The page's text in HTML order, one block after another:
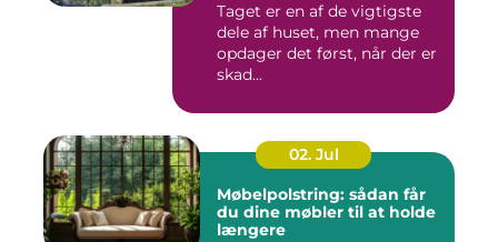
Taget er en af de vigtigste
dele af huset, men mange
opdager det først, når der er
skad...
02. Jul
Møbelpolstring: sådan får
du dine møbler til at holde
længere